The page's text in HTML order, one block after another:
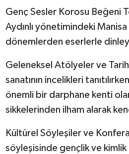
Genç Sesler Korosu Beğeni
Aydınlı yönetimindeki
dönemlerden eserlerle
Geleneksel Atölyeler ve
sanatının incelikleri
önemli bir darphane kenti
sikkelerinden ilham alarak
Kültürel Söyleşiler ve
söyleşisinde gençlik ve kimlik